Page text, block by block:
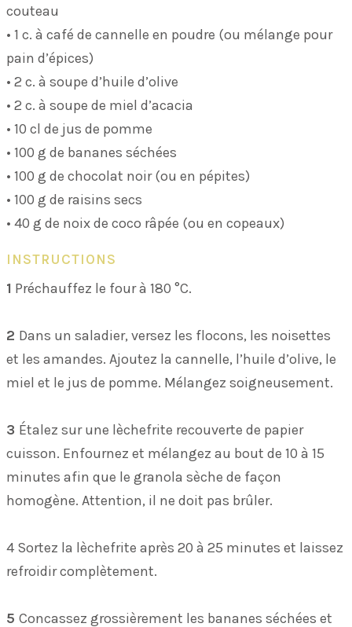
couteau
• 1 c. à café de cannelle en poudre (ou mélange pour
pain d’épices)
• 2 c. à soupe d’huile d’olive
• 2 c. à soupe de miel d’acacia
• 10 cl de jus de pomme
• 100 g de bananes séchées
• 100 g de chocolat noir (ou en pépites)
• 100 g de raisins secs
• 40 g de noix de coco râpée (ou en copeaux)
INSTRUCTIONS
1 Préchauffez le four à 180 °C.
2 Dans un saladier, versez les flocons, les noisettes
et les amandes. Ajoutez la cannelle, l’huile d’olive, le
miel et le jus de pomme. Mélangez soigneusement.
3 Étalez sur une lèchefrite recouverte de papier
cuisson. Enfournez et mélangez au bout de 10 à 15
minutes afin que le granola sèche de façon
homogène. Attention, il ne doit pas brûler.
4 Sortez la lèchefrite après 20 à 25 minutes et laissez
refroidir complètement.
5 Concassez grossièrement les bananes séchées et